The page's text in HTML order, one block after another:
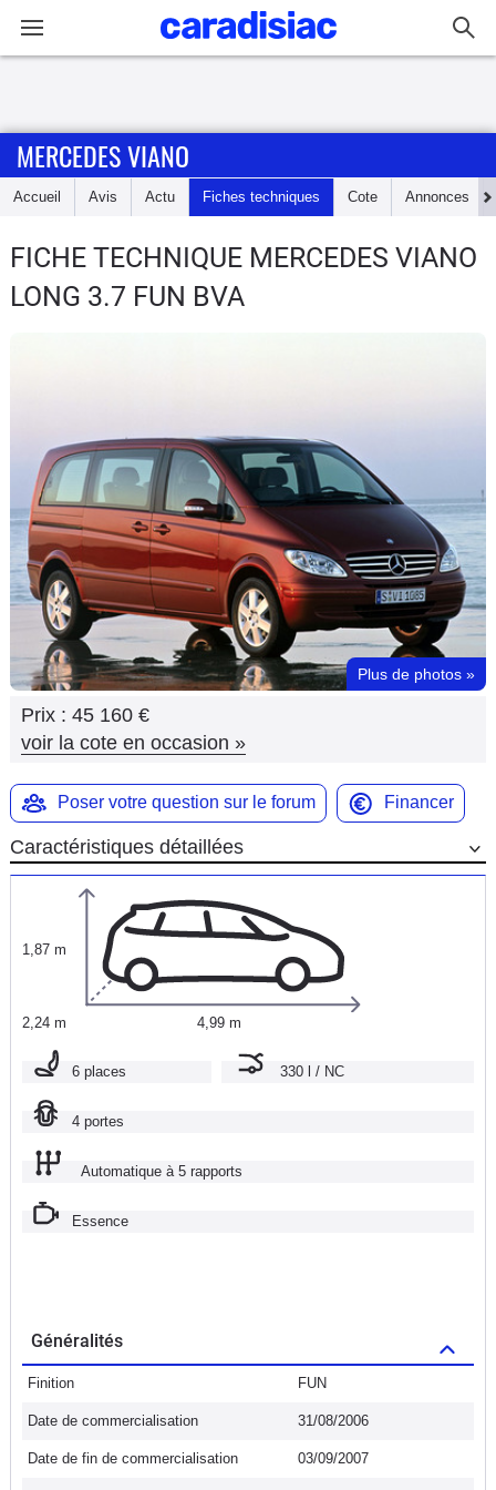
Accueil
Essais
Utilitaires
Flottes
Auto
Services
Forum
Moto
Marques
MERCEDES VIANO
Accueil Avis Actu Fiches techniques Cote Annonces
FICHE TECHNIQUE MERCEDES VIANO
LONG 3.7 FUN BVA
Plus de photos »
Prix : 45 160 €
voir la cote en occasion »
Poser votre question sur le forum Financer
Caractéristiques détaillées
1,87 m
2,24 m 4,99 m
6 places 330 l / NC
4 portes
Automatique à 5 rapports
Essence
Généralités
Finition FUN
Date de commercialisation 31/08/2006
Date de fin de commercialisation 03/09/2007